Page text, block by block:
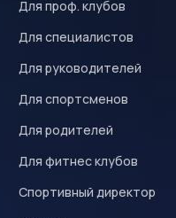
Для проф. клубов
Для специалистов
Для руководителей
Для спортсменов
Для родителей
Для фитнес клубов
Спортивный директор